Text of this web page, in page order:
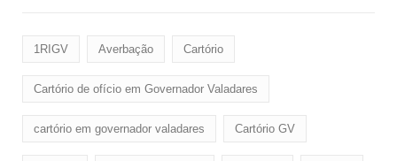
1RIGV Averbação Cartório
Cartório de ofício em Governador Valadares
cartório em governador valadares Cartório GV